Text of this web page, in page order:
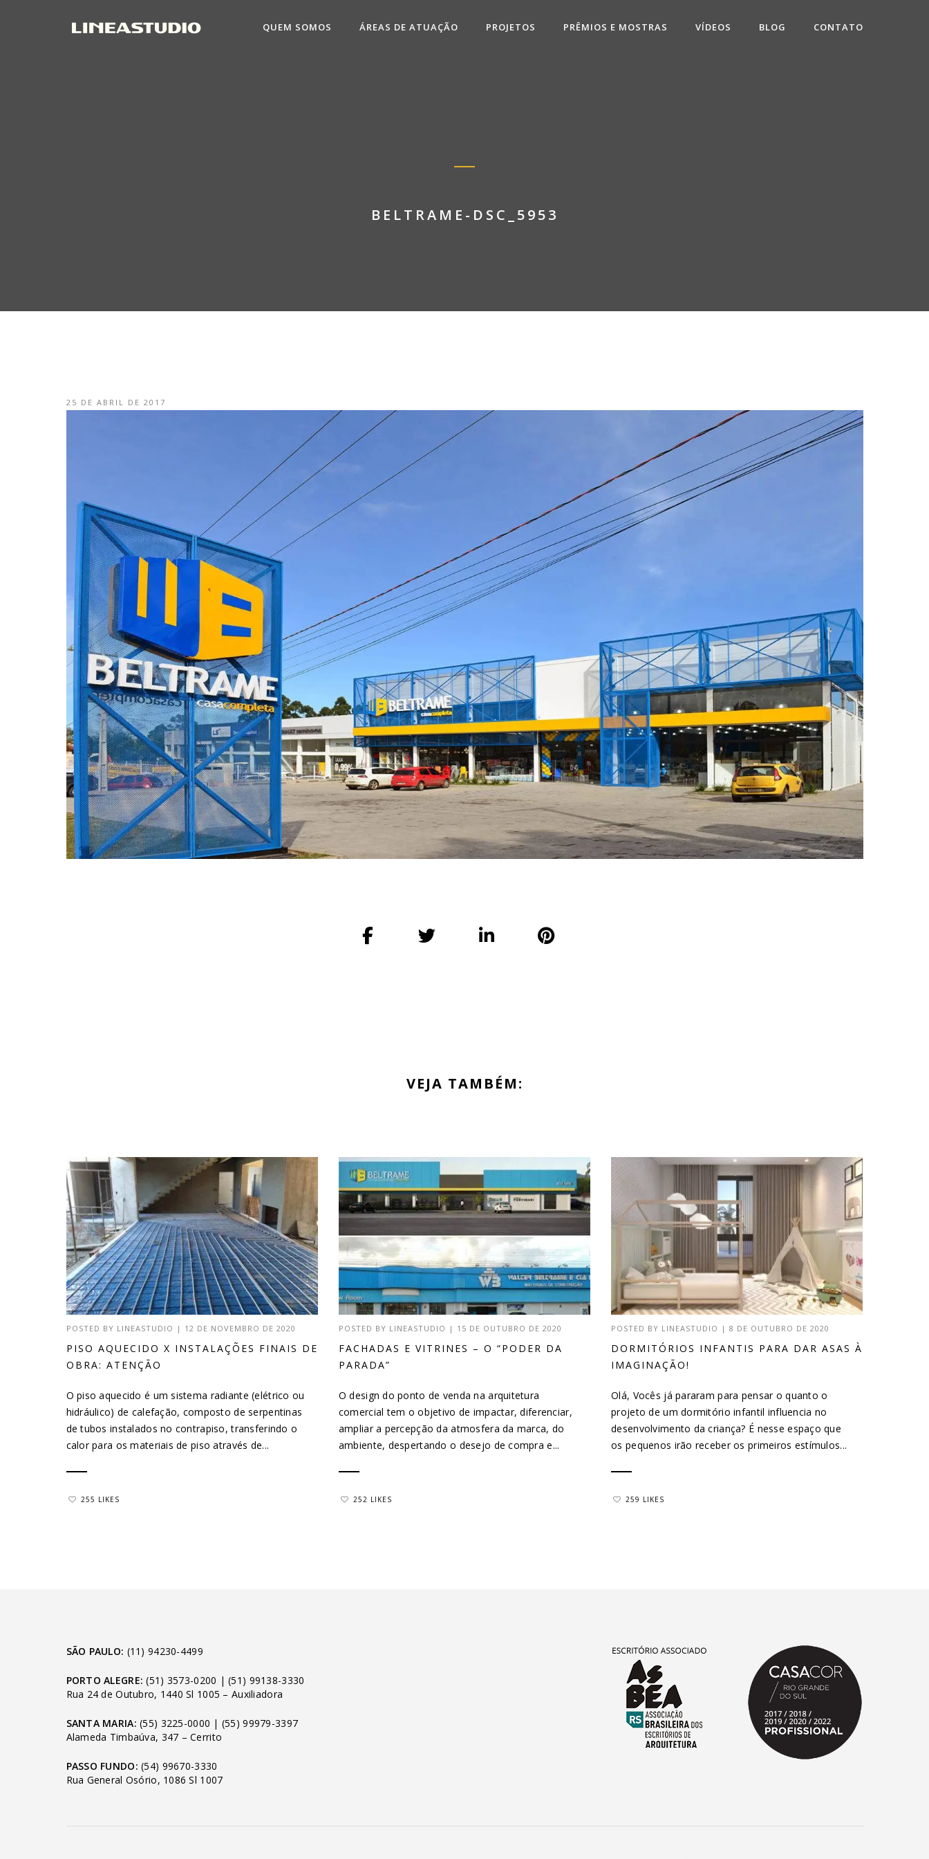
QUEM SOMOS ÁREAS DE ATUAÇÃO PROJETOS PRÊMIOS E MOSTRAS VÍDEOS BLOG CONTATO
BELTRAME-DSC_5953
25 DE ABRIL DE 2017
VEJA TAMBÉM:
POSTED BY LINEASTUDIO | 12 DE NOVEMBRO DE 2020
PISO AQUECIDO X INSTALAÇÕES FINAIS DE
OBRA: ATENÇÃO
O piso aquecido é um sistema radiante (elétrico ou
hidráulico) de calefação, composto de serpentinas
de tubos instalados no contrapiso, transferindo o
calor para os materiais de piso através de...
255 LIKES
POSTED BY LINEASTUDIO | 15 DE OUTUBRO DE 2020
FACHADAS E VITRINES – O “PODER DA
PARADA”
O design do ponto de venda na arquitetura
comercial tem o objetivo de impactar, diferenciar,
ampliar a percepção da atmosfera da marca, do
ambiente, despertando o desejo de compra e...
252 LIKES
POSTED BY LINEASTUDIO |8 DE OUTUBRO DE 2020
DORMITÓRIOS INFANTIS PARA DAR ASAS À
IMAGINAÇÃO!
Olá, Vocês já pararam para pensar o quanto o
projeto de um dormitório infantil influencia no
desenvolvimento da criança? É nesse espaço que
os pequenos irão receber os primeiros estímulos...
259 LIKES
SÃO PAULO: (11) 94230-4499
PORTO ALEGRE: (51) 3573-0200 |(51) 99138-3330
Rua 24 de Outubro, 1440 Sl 1005 – Auxiliadora
SANTA MARIA: (55) 3225-0000 | (55) 99979-3397
Alameda Timbaúva, 347 – Cerrito
PASSO FUNDO: (54) 99670-3330
Rua General Osório, 1086 Sl 1007